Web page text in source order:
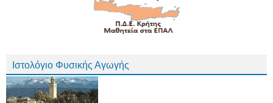
Ιστολόγιο Φυσικής Αγωγής